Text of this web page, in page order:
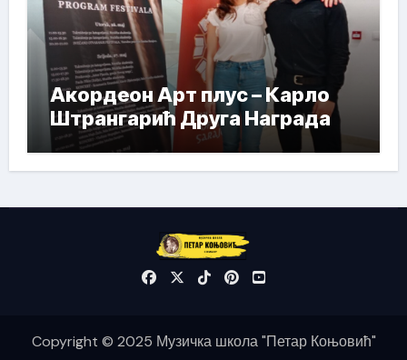
Акордеон Арт плус – Карло
Штрангарић Друга Награда
Copyright © 2025 Музичка школа "Петар Коњовић"